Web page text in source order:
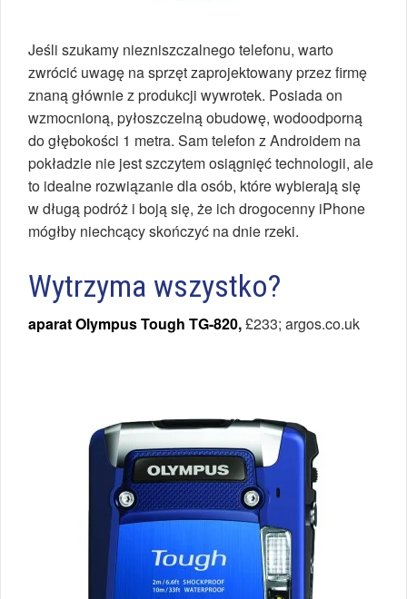
Jeśli szukamy niezniszczalnego telefonu, warto
zwrócić uwagę na sprzęt zaprojektowany przez firmę
znaną głównie z produkcji wywrotek. Posiada on
wzmocnioną, pyłoszczelną obudowę, wodoodporną
do głębokości 1 metra. Sam telefon z Androidem na
pokładzie nie jest szczytem osiągnięć technologii, ale
to idealne rozwiązanie dla osób, które wybierają się
w długą podróż i boją się, że ich drogocenny iPhone
mógłby niechcący skończyć na dnie rzeki.
Wytrzyma wszystko?
aparat Olympus Tough TG-820,£233; argos.co.uk